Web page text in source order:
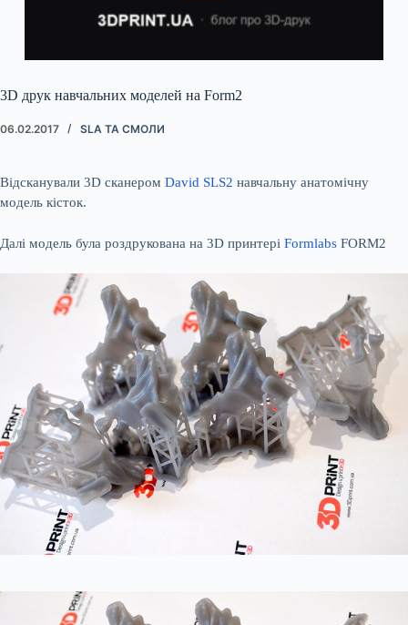
3D друк навчальних моделей на Form2
06.02.2017 SLA ТА СМОЛИ
Відсканували 3D сканером David SLS2 навчальну анатомічну
модель кісток.
Далі модель була роздрукована на 3D принтері Formlabs FORM2